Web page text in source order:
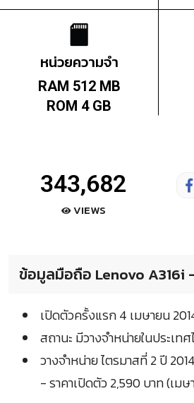
หน่วยความจำ
RAM 512 MB
ROM 4 GB
343,682
VIEWS
ข้อมูลมือถือ Lenovo A316i -
เปิดตัวครั้งแรก 4 เมษายน
สถานะ มีวางจำหน่ายในประเท
วางจำหน่าย ไตรมาสที่ 2 ปี
- ราคาเปิดตัว 2,590 บาท (เม